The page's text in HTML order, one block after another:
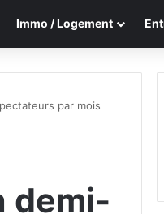
Immo / Logement
par mois
demi-